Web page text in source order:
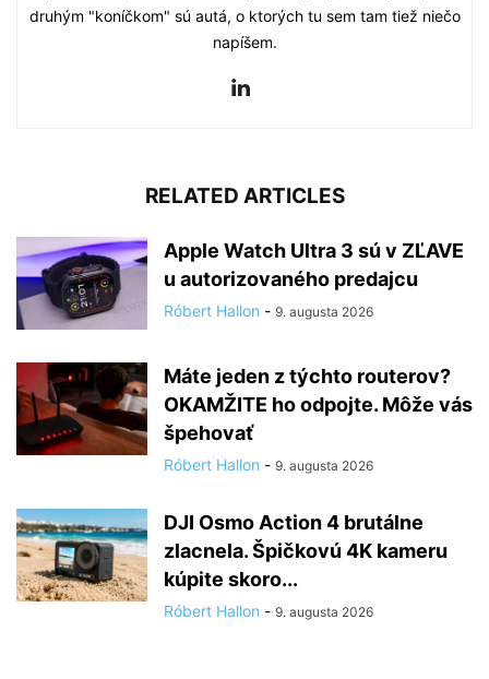
druhým "koníčkom" sú autá, o ktorých tu sem tam tiež niečo
napíšem.
RELATED ARTICLES
Apple Watch Ultra 3 sú v ZĽAVE
u autorizovaného predajcu
Róbert Hallon - 9. augusta 2026
Máte jeden z týchto routerov?
OKAMŽITE ho odpojte. Môže vás
špehovať
Róbert Hallon - 9. augusta 2026
DJI Osmo Action 4 brutálne
zlacnela. Špičkovú 4K kameru
kúpite skoro...
Róbert Hallon - 9. augusta 2026